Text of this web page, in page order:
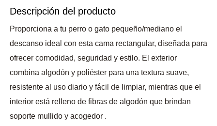
Descripción del producto
Proporciona a tu perro o gato pequeño/mediano el
descanso ideal con esta cama rectangular, diseñada para
ofrecer comodidad, seguridad y estilo. El exterior
combina algodón y poliéster para una textura suave,
resistente al uso diario y fácil de limpiar, mientras que el
interior está relleno de fibras de algodón que brindan
soporte mullido y acogedor .